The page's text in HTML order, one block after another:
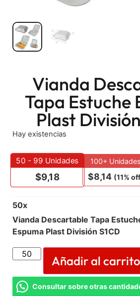
Vianda
Tapa Estuche
Plast
Hay existencias
50 - 99 Unidades
$9,18
100+ Unidades
$8,14 (11%
50x
Vianda Descartable Tapa
Espuma Plast División S1CD
Añadir al carrito
Consultar sobre otras